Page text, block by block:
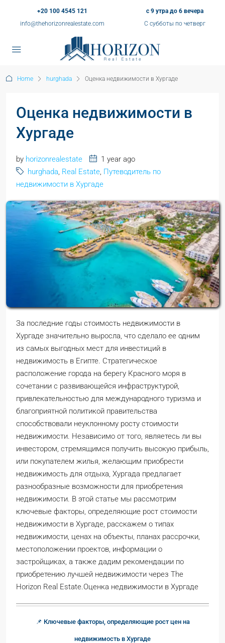
+20 100 4545 121
info@thehorizonrealestate.com
с 9 утра до 6 вечера
С субботы по четверг
Home hurghada Оценка недвижимости в Хургаде
Оценка недвижимости в
Хургаде
by horizonrealestate
1 year ago
hurghada, Real Estate, Путеводитель по
недвижимости в Хургаде
За последние годы стоимость недвижимости в
Хургаде значительно выросла, что сделало ее одним
из самых выгодных мест для инвестиций в
недвижимость в Египте. Стратегическое
расположение города на берегу Красного моря в
сочетании с развивающейся инфраструктурой,
привлекательностью для международного туризма и
благоприятной политикой правительства
способствовали неуклонному росту стоимости
недвижимости. Независимо от того, являетесь ли вы
инвестором, стремящимся получить высокую прибыль,
или покупателем жилья, желающим приобрести
недвижимость для отдыха, Хургада предлагает
разнообразные возможности для приобретения
недвижимости. В этой статье мы рассмотрим
ключевые факторы, определяющие рост стоимости
недвижимости в Хургаде, расскажем о типах
недвижимости, ценах на объекты, планах рассрочки,
местоположении проектов, информации о
застройщиках, а также дадим рекомендации по
приобретению лучшей недвижимости через The
Horizon Real Estate.Оценка недвижимости в Хургаде
📌 Ключевые факторы, определяющие рост цен на
недвижимость в Хургаде